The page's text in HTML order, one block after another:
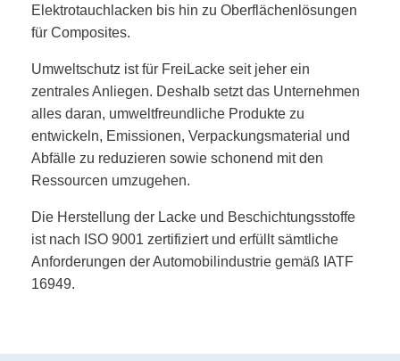
Elektrotauchlacken bis hin zu Oberflächenlösungen
für Composites.
Umweltschutz ist für FreiLacke seit jeher ein
zentrales Anliegen. Deshalb setzt das Unternehmen
alles daran, umweltfreundliche Produkte zu
entwickeln, Emissionen, Verpackungsmaterial und
Abfälle zu reduzieren sowie schonend mit den
Ressourcen umzugehen.
Die Herstellung der Lacke und Beschichtungsstoffe
ist nach ISO 9001 zertifiziert und erfüllt sämtliche
Anforderungen der Automobilindustrie gemäß IATF
16949.